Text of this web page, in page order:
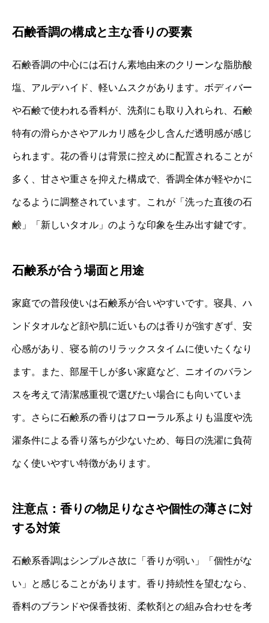
石鹸香調の構成と主な香りの要素
石鹸香調の中心には石けん素地由来のクリーンな脂肪酸
塩、アルデハイド、軽いムスクがあります。ボディバー
や石鹸で使われる香料が、洗剤にも取り入れられ、石鹸
特有の滑らかさやアルカリ感を少し含んだ透明感が感じ
られます。花の香りは背景に控えめに配置されることが
多く、甘さや重さを抑えた構成で、香調全体が軽やかに
なるように調整されています。これが「洗った直後の石
鹸」「新しいタオル」のような印象を生み出す鍵です。
石鹸系が合う場面と用途
家庭での普段使いは石鹸系が合いやすいです。寝具、ハ
ンドタオルなど顔や肌に近いものは香りが強すぎず、安
心感があり、寝る前のリラックスタイムに使いたくなり
ます。また、部屋干しが多い家庭など、ニオイのバラン
スを考えて清潔感重視で選びたい場合にも向いていま
す。さらに石鹸系の香りはフローラル系よりも温度や洗
濯条件による香り落ちが少ないため、毎日の洗濯に負荷
なく使いやすい特徴があります。
注意点：香りの物足りなさや個性の薄さに対
する対策
石鹸系香調はシンプルさ故に「香りが弱い」「個性がな
い」と感じることがあります。香り持続性を望むなら、
香料のブランドや保香技術、柔軟剤との組み合わせを考